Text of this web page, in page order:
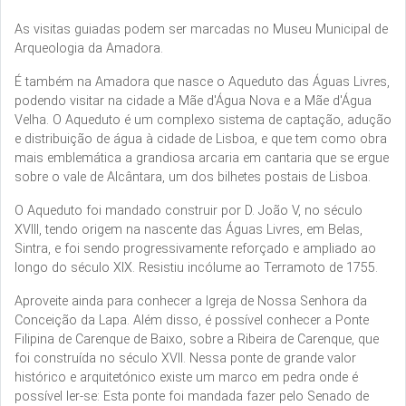
As visitas guiadas podem ser marcadas no Museu Municipal de
Arqueologia da Amadora.
É também na Amadora que nasce o Aqueduto das Águas Livres,
podendo visitar na cidade a Mãe d'Água Nova e a Mãe d'Água
Velha. O Aqueduto é um complexo sistema de captação, adução
e distribuição de água à cidade de Lisboa, e que tem como obra
mais emblemática a grandiosa arcaria em cantaria que se ergue
sobre o vale de Alcântara, um dos bilhetes postais de Lisboa.
O Aqueduto foi mandado construir por D. João V, no século
XVIII, tendo origem na nascente das Águas Livres, em Belas,
Sintra, e foi sendo progressivamente reforçado e ampliado ao
longo do século XIX. Resistiu incólume ao Terramoto de 1755.
Aproveite ainda para conhecer a Igreja de Nossa Senhora da
Conceição da Lapa. Além disso, é possível conhecer a Ponte
Filipina de Carenque de Baixo, sobre a Ribeira de Carenque, que
foi construída no século XVII. Nessa ponte de grande valor
histórico e arquitetónico existe um marco em pedra onde é
possível ler-se: Esta ponte foi mandada fazer pelo Senado de